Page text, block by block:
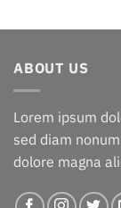
ABOUT US
Lorem ipsum
sed diam
dolore magna